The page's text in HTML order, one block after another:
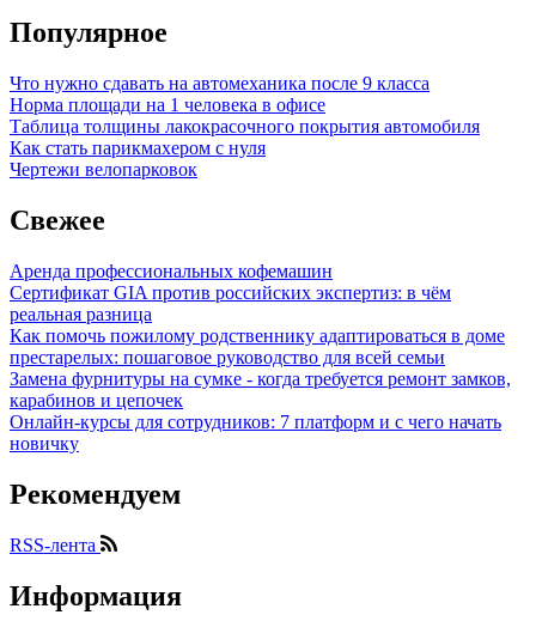
Популярное
Что нужно сдавать на автомеханика после 9 класса
Норма площади на 1 человека в офисе
Таблица толщины лакокрасочного покрытия автомобиля
Как стать парикмахером с нуля
Чертежи велопарковок
Свежее
Аренда профессиональных кофемашин
Сертификат GIA против российских экспертиз: в чём
реальная разница
Как помочь пожилому родственнику адаптироваться в доме
престарелых: пошаговое руководство для всей семьи
Замена фурнитуры на сумке - когда требуется ремонт замков,
карабинов и цепочек
Онлайн-курсы для сотрудников: 7 платформ и с чего начать
новичку
Рекомендуем
RSS-лента
Информация